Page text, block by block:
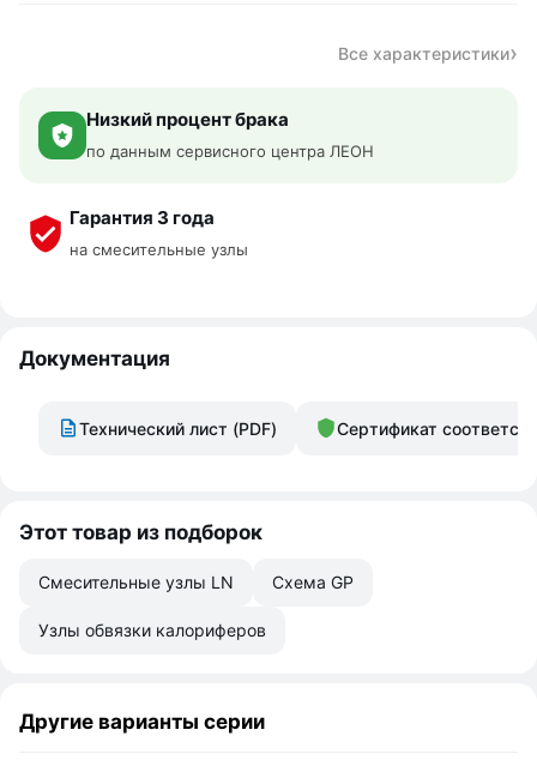
Все характеристики
Низкий процент брака
по данным сервисного центра ЛЕОН
Гарантия 3 года
на смесительные узлы
Документация
Технический лист (PDF) Сертификат
Этот товар из подборок
Смесительные узлы LN Схема GP
Узлы обвязки калориферов
Другие варианты серии